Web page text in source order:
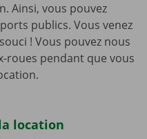
Ainsi, vous pouvez
publics. Vous venez
! Vous pouvez nous
roues pendant que vous
location